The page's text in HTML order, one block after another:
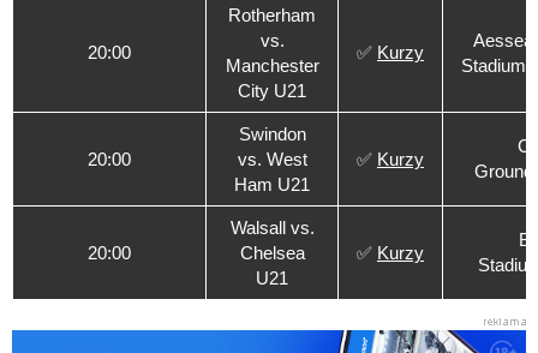
20:00
Rotherham
vs.
Manchester
City U21
✅ Kurzy
Stadium
20:00
Swindon
vs. West
Ham U21
✅ Kurzy
Ground
20:00
Walsall vs.
Chelsea
U21
✅ Kurzy